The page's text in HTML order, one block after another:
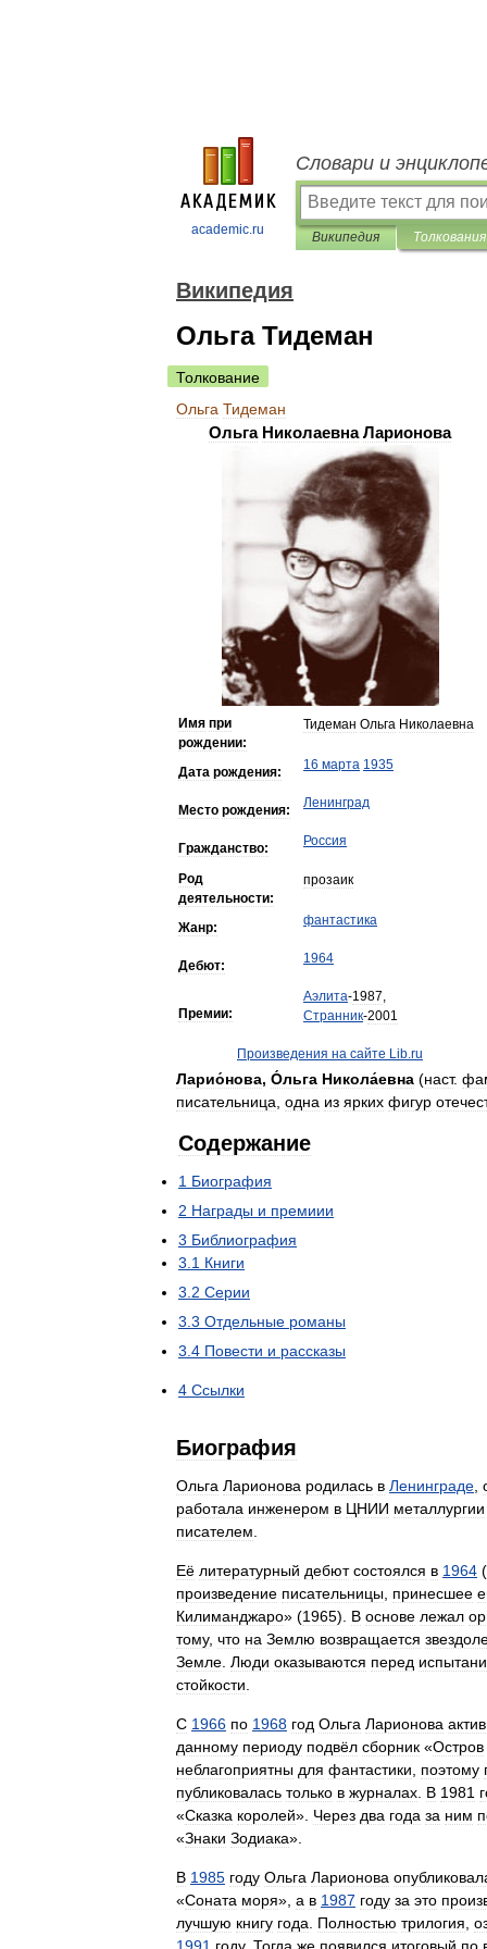
academic.ru
Словари и
Википедия Толкования
Википедия
Ольга Тидеман
Толкование
Ольга Тидеман
Ольга Николаевна Ларионова
Имя при
рождении:
Тидеман Ольга Николаевна
Дата рождения: 16 марта 1935
Место рождения: Ленинград
Гражданство: Россия
Род
деятельности:
прозаик
Жанр: фантастика
Дебют: 1964
Премии:
Аэлита-1987,
Странник-2001
Произведения на сайте Lib.ru
Ларио́нова, О́льга Никола́евна (наст.
писательница одна из ярких фигур
Содержание
1 Биография
2 Награды и премиии
3 Библиография
3 1 Книги
3 2 Серии
3 3 Отдельные романы
3 4 Повести и рассказы
4 Ссылки
Биография
Ольга Ларионова родилась в Ленинграде
работала инженером в ЦНИИ металлургии
писателем
Её литературный дебют состоялся в 1964 (
произведение писательницы принесшее
Килиманджаро» (1965). В основе лежал
тому, что на Землю возвращается
Земле Люди оказываются перед
стойкости
С 1966 по 1968 год Ольга Ларионова
данному периоду подвёл сборник «Остров
неблагоприятны для фантастики поэтому
публиковалась только в журналах В 1981
«Сказка королей». Через два года за ним
«Знаки Зодиака».
В 1985 году Ольга Ларионова
«Соната моря», а в 1987 году за это
лучшую книгу года Полностью трилогия